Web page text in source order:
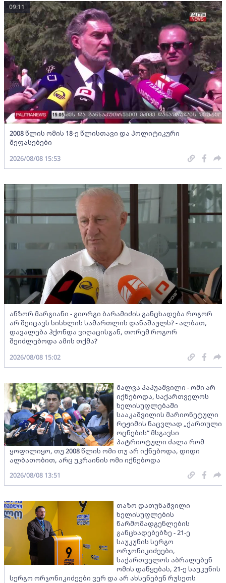
2008 წლის ომის 18-ე წლისთავი და პოლიტიკური
შეფასებები
09:11
2026/08/08 15:53
ანზორ მარგიანი - გიორგი ბარამიძის განცხადება როგორ
არ შეიცავს სისხლის სამართლის დანაშაულს? - ალბათ,
დავალება ჰქონდა ვიღაცისგან, თორემ როგორ
შეიძლებოდა ამის თქმა?
2026/08/08 15:02
შალვა პაპუაშვილი - ომი არ
იქნებოდა, საქართველოს
ხელისუფლებაში
სააკაშვილის მარიონეტული
რეჟიმის ნაცვლად „ქართული
ოცნების“ მსგავსი
პატრიოტული ძალა რომ
ყოფილიყო, თუ 2008 წლის ომი თუ არ იქნებოდა, დიდი
ალბათობით, არც უკრაინის ომი იქნებოდა
2026/08/08 13:51
თაზო დათუნაშვილი
ხელისუფლების
წარმომადგენლების
განცხადებებზე - 21-ე
საუკუნის სერგო
ორჯონიკიძეები,
საქართველოს აბრალებენ
ომის დაწყებას, 21-ე საუკუნის
სერგო ორჯონიკიძეები ვერ და არ ახსენებენ რუსეთს